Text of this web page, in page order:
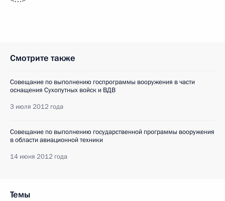
Смотрите также
Совещание по выполнению госпрограммы вооружения в части
оснащения Сухопутных войск и ВДВ
3 июля 2012 года
Совещание по выполнению государственной программы вооружения
в области авиационной техники
14 июня 2012 года
Темы